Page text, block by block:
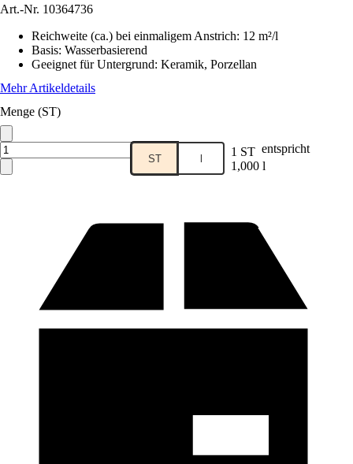
Art.-Nr. 10364736
Reichweite (ca.) bei einmaligem Anstrich: 12 m²/l
Basis: Wasserbasierend
Geeignet für Untergrund: Keramik, Porzellan
Mehr Artikeldetails
Menge (ST)
ST l 1 ST entspricht
1,000 l